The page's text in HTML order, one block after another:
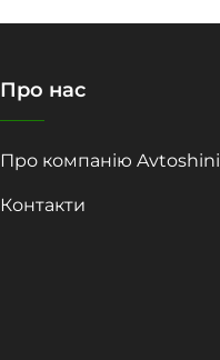
Про нас
Про компанію Avtoshini
Контакти